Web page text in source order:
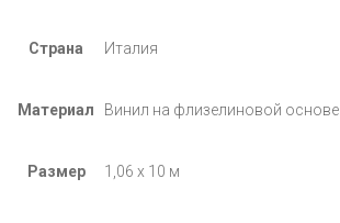
Страна Италия
Материал Винил на флизелиновой основе
Размер 1,06 х 10 м